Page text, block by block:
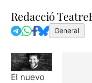
Redacció
General
El nuevo